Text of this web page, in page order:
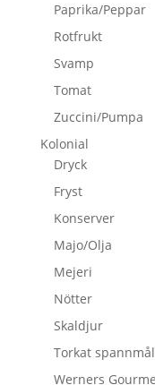
Paprika/Peppar
Rotfrukt
Svamp
Tomat
Zuccini/Pumpa
Kolonial
Dryck
Fryst
Konserver
Majo/Olja
Mejeri
Nötter
Skaldjur
Torkat spannmål
Werners